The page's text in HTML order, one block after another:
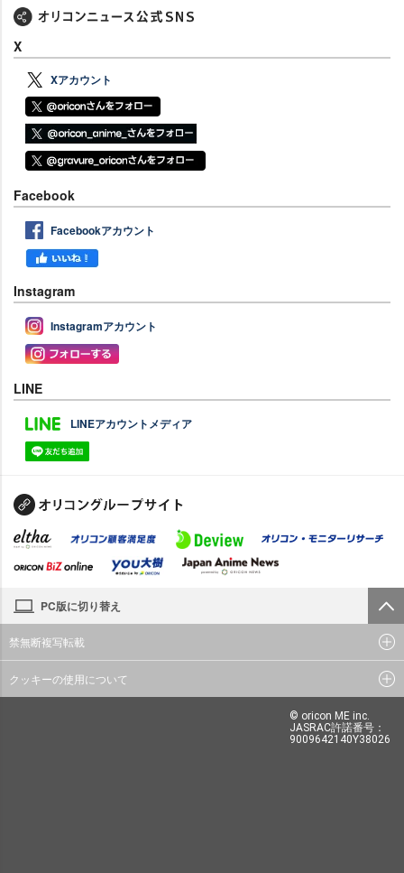
X
Xアカウント
Facebook
Facebookアカウント
Instagram
Instagramアカウント
LINE
LINEアカウントメディア
PC版に切り替え
禁無断複写転載
クッキーの使用について
© oricon ME inc.
JASRAC許諾番号：
9009642140Y38026